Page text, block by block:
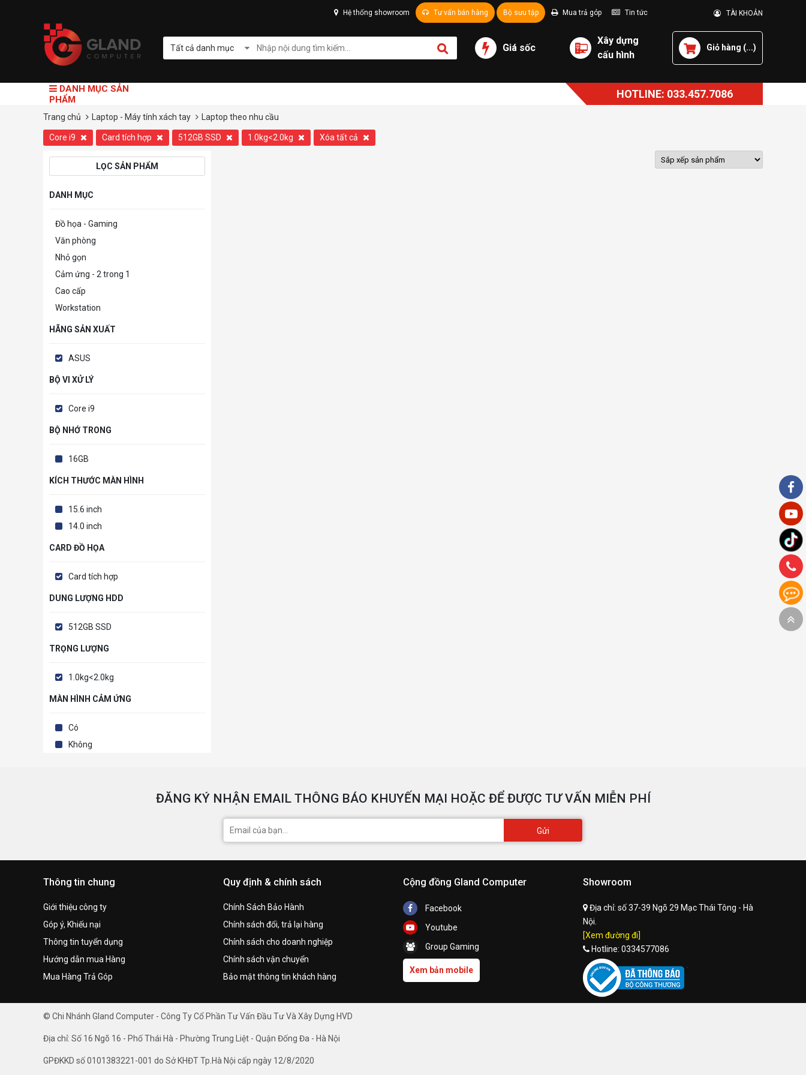
Hệ thống showroom Tư vấn bán hàng Bộ sưu tập Mua trả góp Tin tức TÀI KHOẢN
Tất cả danh mục Giá sốc
Xây dựng
cấu hình
Giỏ hàng (...)
DANH MỤC SẢN
PHẨM
HOTLINE: 033.457.7086
Trang chủ Laptop - Máy tính xách tay Laptop theo nhu cầu
Core i9 Card tích hợp 512GB SSD 1.0kg<2.0kg Xóa tất cả
LỌC SẢN PHẨM
DANH MỤC
Đồ họa - Gaming
Văn phòng
Nhỏ gọn
Cảm ứng - 2 trong 1
Cao cấp
Workstation
HÃNG SẢN XUẤT
ASUS
BỘ VI XỬ LÝ
Core i9
BỘ NHỚ TRONG
16GB
KÍCH THƯỚC MÀN HÌNH
15.6 inch
14.0 inch
CARD ĐỒ HỌA
Card tích hợp
DUNG LƯỢNG HDD
512GB SSD
TRỌNG LƯỢNG
1.0kg<2.0kg
MÀN HÌNH CẢM ỨNG
Có
Không
ĐĂNG KÝ NHẬN EMAIL THÔNG BÁO KHUYẾN MẠI HOẶC ĐỂ ĐƯỢC TƯ VẤN MIỄN PHÍ
Gửi
Thông tin chung
Giới thiệu công ty
Góp ý, Khiếu nại
Thông tin tuyển dụng
Hướng dẫn mua Hàng
Mua Hàng Trả Góp
Quy định & chính sách
Chính Sách Bảo Hành
Chính sách đổi, trả lại hàng
Chính sách cho doanh nghiệp
Chính sách vận chuyển
Bảo mật thông tin khách hàng
Cộng đồng Gland Computer
Facebook
Youtube
Group Gaming
Xem bản mobile
Showroom
Địa chỉ: số 37-39 Ngõ 29 Mạc Thái Tông - Hà
Nội.
[Xem đường đi]
Hotline: 0334577086
© Chi Nhánh Gland Computer - Công Ty Cổ Phần Tư Vấn Đầu Tư Và Xây Dựng HVD
Địa chỉ: Số 16 Ngõ 16 - Phố Thái Hà - Phường Trung Liệt - Quận Đống Đa - Hà Nội
GPĐKKD số 0101383221-001 do Sở KHĐT Tp.Hà Nội cấp ngày 12/8/2020